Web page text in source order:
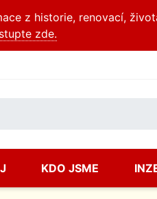
z historie, renovací,
zde.
KDO JSME